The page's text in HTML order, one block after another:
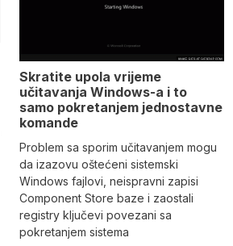
Skratite upola vrijeme
učitavanja Windows-a i to
samo pokretanjem jednostavne
komande
Problem sa sporim učitavanjem mogu
da izazovu oštećeni sistemski
Windows fajlovi, neispravni zapisi
Component Store baze i zaostali
registry ključevi povezani sa
pokretanjem sistema